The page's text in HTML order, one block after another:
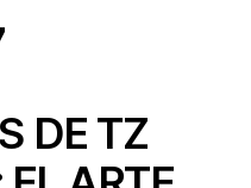
DE TZ